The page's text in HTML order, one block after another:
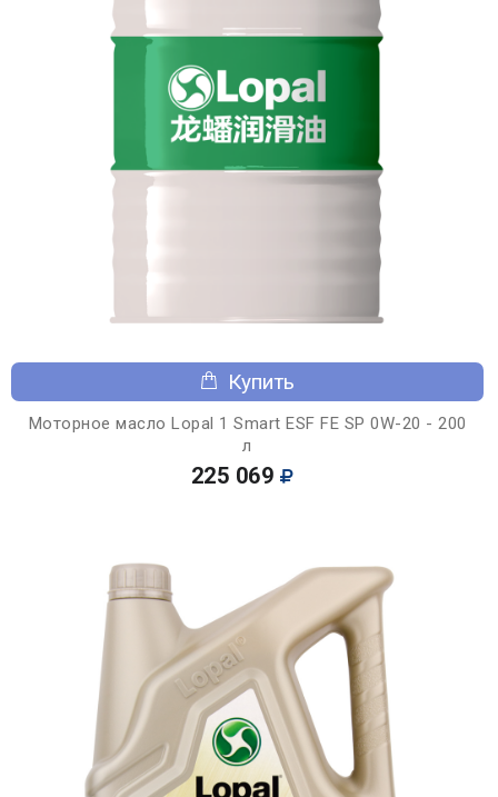
Купить
Моторное масло Lopal 1 Smart ESF FE SP 0W-20 - 200
л
225 069